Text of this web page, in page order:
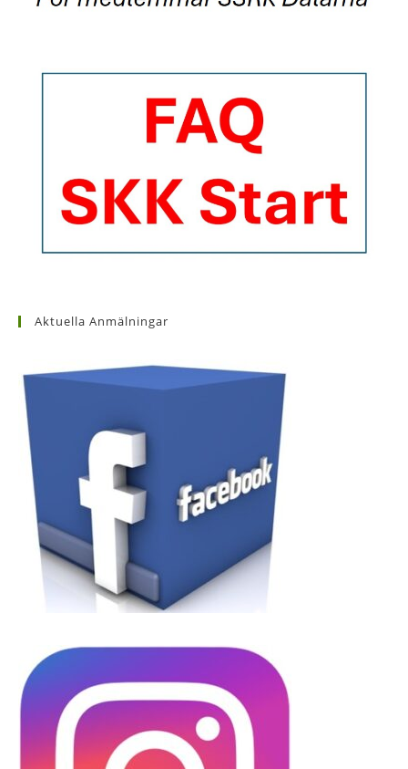
Aktuella Anmälningar